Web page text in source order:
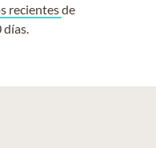
recientesde